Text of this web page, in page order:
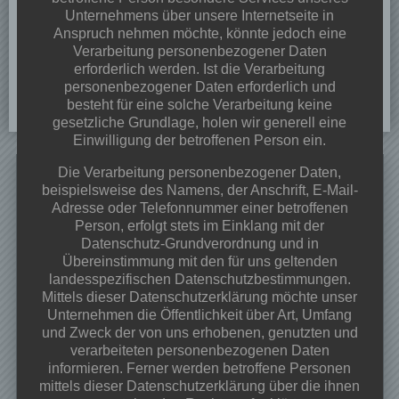
Neueste Beiträge
Dorffest 2026
Veranstaltungen & Angebote 2026
Frühjahrsputz 28.03.2026 ab 09:00 Uhr
Osterfeuer 02.04.2026 ab 18:00Uhr
Begegnungs-und Spieleabend
Kategorien
Unternehmens über unsere Internetseite in
Anspruch nehmen möchte, könnte jedoch eine
Verarbeitung personenbezogener Daten
erforderlich werden. Ist die Verarbeitung
personenbezogener Daten erforderlich und
besteht für eine solche Verarbeitung keine
gesetzliche Grundlage, holen wir generell eine
Einwilligung der betroffenen Person ein.
Die Verarbeitung personenbezogener Daten,
beispielsweise des Namens, der Anschrift, E-Mail-
Adresse oder Telefonnummer einer betroffenen
Person, erfolgt stets im Einklang mit der
Datenschutz-Grundverordnung und in
Übereinstimmung mit den für uns geltenden
landesspezifischen Datenschutzbestimmungen.
Mittels dieser Datenschutzerklärung möchte unser
Unternehmen die Öffentlichkeit über Art, Umfang
und Zweck der von uns erhobenen, genutzten und
verarbeiteten personenbezogenen Daten
informieren. Ferner werden betroffene Personen
mittels dieser Datenschutzerklärung über die ihnen